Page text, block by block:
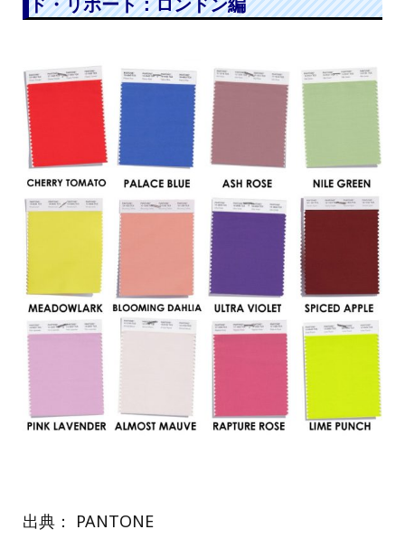
出典： PANTONE